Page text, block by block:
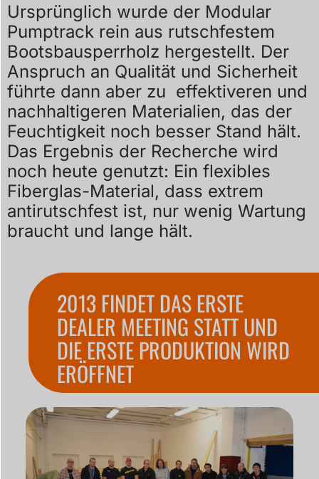
Ursprünglich wurde der Modular
Pumptrack rein aus rutschfestem
Bootsbausperrholz hergestellt. Der
Anspruch an Qualität und Sicherheit
führte dann aber zu effektiveren und
nachhaltigeren Materialien, das der
Feuchtigkeit noch besser Stand hält.
Das Ergebnis der Recherche wird
noch heute genutzt: Ein flexibles
Fiberglas-Material, dass extrem
antirutschfest ist, nur wenig Wartung
braucht und lange hält.
2013 FINDET DAS ERSTE
DEALER MEETING STATT UND
DIE ERSTE PRODUKTION WIRD
ERÖFFNET